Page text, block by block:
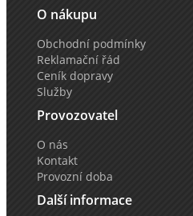
O nákupu
Obchodní podmínky
Reklamační řád
Ceník dopravy
Služby
Provozovatel
O nás
Kontakt
Provozní doba
Další informace